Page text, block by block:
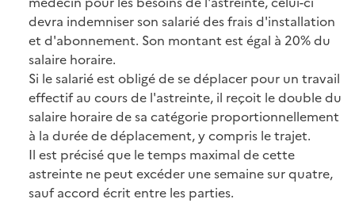
devra indemniser son salarié des frais d'installation
et d'abonnement. Son montant est égal à 20% du
salaire horaire.
Si le salarié est obligé de se déplacer pour un travail
effectifau cours de l'astreinte, il reçoit le double du
salaire horaire de sa catégorie proportionnellement
à la durée de déplacement, y compris le trajet.
Il est précisé que le temps maximal de cette
astreinte ne peut excéder une semaine sur quatre,
sauf accord écrit entre les parties.